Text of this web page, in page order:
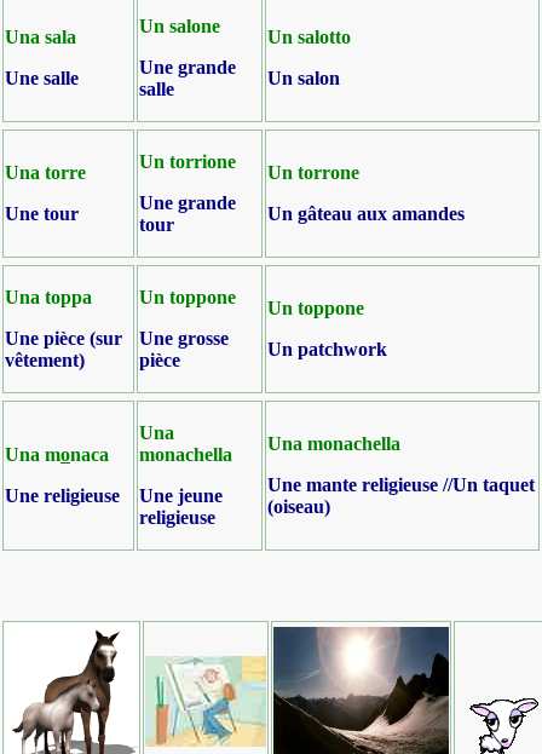
Una sala
Une salle
Un salone
Une grande
salle
Un salotto
Un salon
Una torre
Une tour
Un torrione
Une grande
tour
Un torrone
Un gâteau aux amandes
Una toppa
Une pièce (sur
vêtement)
Un toppone
Une grosse
pièce
Un toppone
Un patchwork
Una monaca
Une religieuse
Una
monachella
Une jeune
religieuse
Una monachella
Une mante religieuse //Un taquet
(oiseau)